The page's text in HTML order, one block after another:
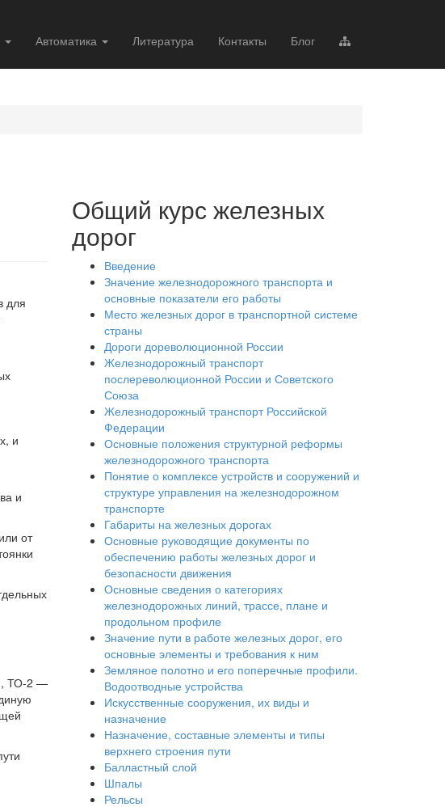
Автоматика Литература Контакты Блог
для
и
и
от
ТО-2 —
Общий курс железных
дорог
Введение
Значение железнодорожного транспорта и
основные показатели его работы
Место железных дорог в транспортной системе
страны
Дороги дореволюционной России
Железнодорожный транспорт
послереволюционной России и Советского
Союза
Железнодорожный транспорт Российской
Федерации
Основные положения структурной реформы
железнодорожного транспорта
Понятие о комплексе устройств и сооружений и
структуре управления на железнодорожном
транспорте
Габариты на железных дорогах
Основные руководящие документы по
обеспечению работы железных дорог и
безопасности движения
Основные сведения о категориях
железнодорожных линий, трассе, плане и
продольном профиле
Значение пути в работе железных дорог, его
основные элементы и требования к ним
Земляное полотно и его поперечные профили.
Водоотводные устройства
Искусственные сооружения, их виды и
назначение
Назначение, составные элементы и типы
верхнего строения пути
Балластный слой
Шпалы
Рельсы